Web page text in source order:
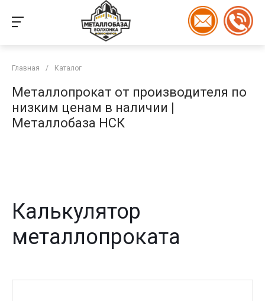
Главная / Каталог
Металлопрокат от производителя по
низким ценам в наличии |
Металлобаза НСК
Калькулятор
металлопроката